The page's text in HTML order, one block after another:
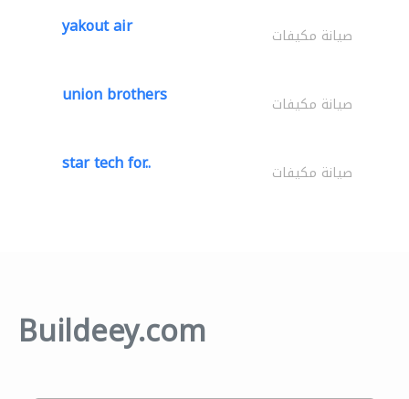
yakout air صيانة مكيفات
union brothers صيانة مكيفات
star tech for.. صيانة مكيفات
Buildeey.com